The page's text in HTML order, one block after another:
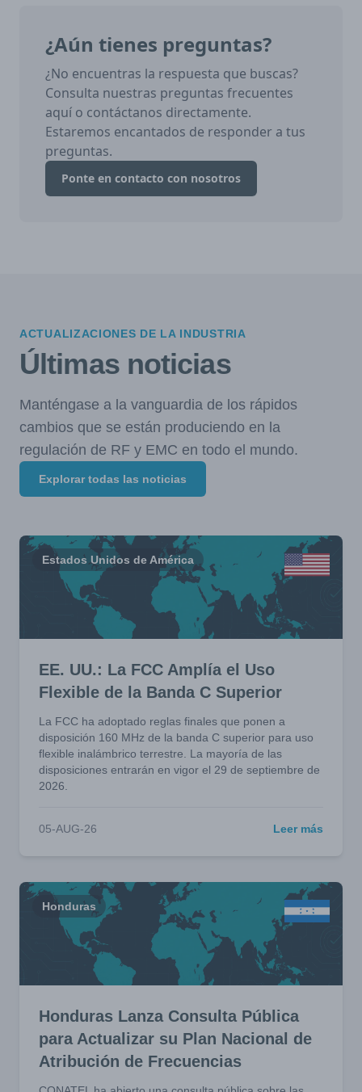
¿Aún tienes preguntas?
¿No encuentras la respuesta que buscas?
Consulta nuestras preguntas frecuentes
aquí o contáctanos directamente.
Estaremos encantados de responder a tus
preguntas.
Ponte en contacto con nosotros
ACTUALIZACIONES DE LA INDUSTRIA
Últimas noticias
Manténgase a la vanguardia de los rápidos
cambios que se están produciendo en la
regulación de RF y EMC en todo el mundo.
Explorar todas las noticias
Estados Unidos de América
EE. UU.: La FCC Amplía el Uso
Flexible de la Banda C Superior
La FCC ha adoptado reglas finales que ponen a
disposición 160 MHz de la banda C superior para uso
flexible inalámbrico terrestre. La mayoría de las
disposiciones entrarán en vigor el 29 de septiembre de
2026.
05-AUG-26 Leer más
Honduras
Honduras Lanza Consulta Pública
para Actualizar su Plan Nacional de
Atribución de Frecuencias